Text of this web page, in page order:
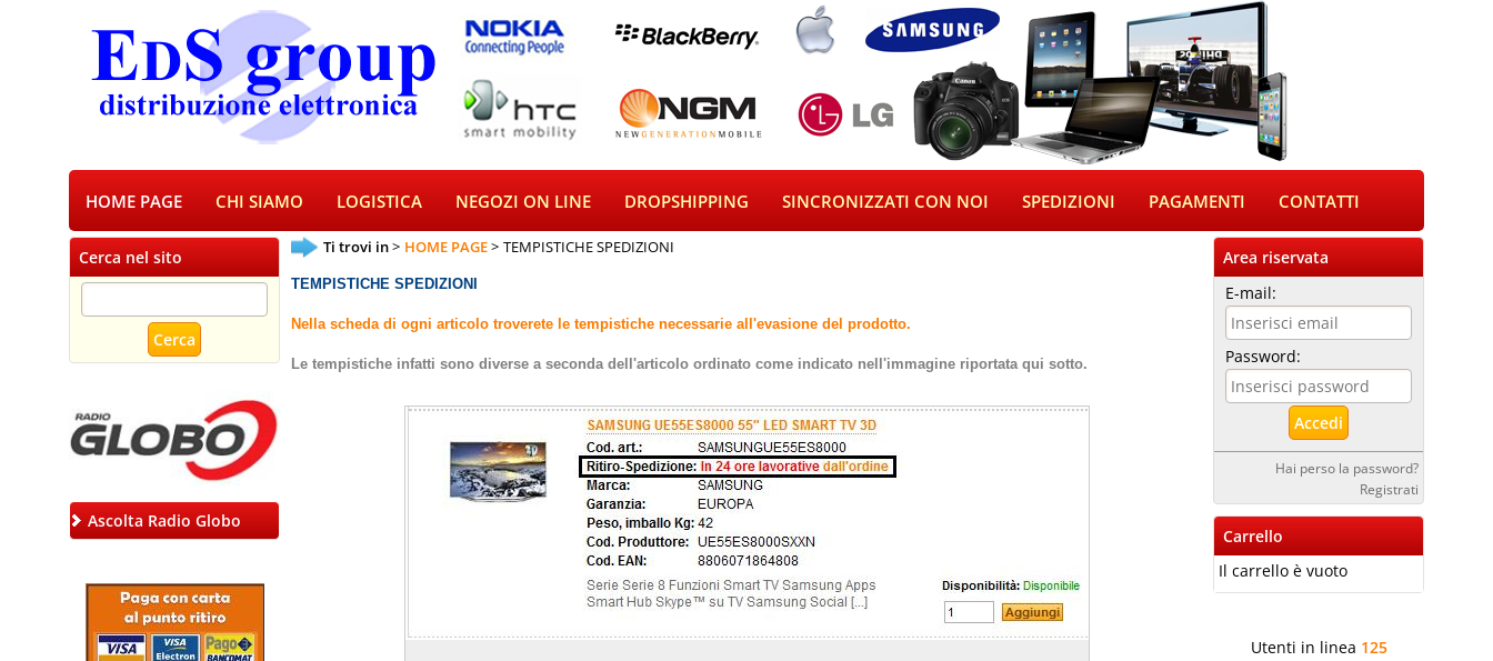
HOME PAGE CHI SIAMO LOGISTICA NEGOZI ON LINE DROPSHIPPING SINCRONIZZATI CON NOI SPEDIZIONI PAGAMENTI CONTATTI
Cerca nel sito
Ascolta Radio Globo
Ti trovi in HOME PAGE TEMPISTICHE SPEDIZIONI
TEMPISTICHE SPEDIZIONI
Nella scheda di ogni articolo troverete le tempistiche necessarie all'evasione del prodotto.
Le tempistiche infatti sono diverse a seconda dell'articolo ordinato come indicato nell'immagine riportata qui sotto.
Area riservata
E-mail:
Password:
Hai perso la password?
Registrati
Carrello
Il carrello è vuoto
Utenti in linea 125